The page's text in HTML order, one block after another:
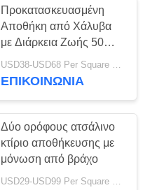
Προκατασκευασμένη
Αποθήκη από Χάλυβα
με Διάρκεια Ζωής 50
Ετών Q235B Q355B
USD38-USD68 Per Square Meter MOQ:300 τετραγωνικό μέτρο
ΕΠΙΚΟΙΝΩΝΙΑ
Δύο ορόφους ατσάλινο
κτίριο αποθήκευσης με
μόνωση από βράχο
USD29-USD99 Per Square Meter MOQ:300 τετραγωνικό μέτρο